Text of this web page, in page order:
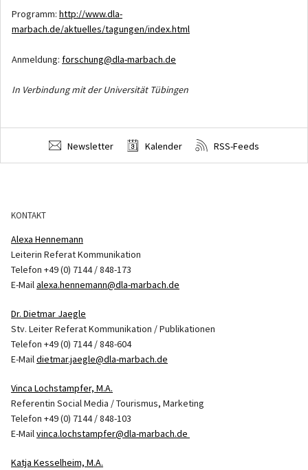
Programm: http://www.dla-
marbach.de/aktuelles/tagungen/index.html
Anmeldung: forschung@dla-marbach.de
In Verbindung mit der Universität Tübingen
Newsletter Kalender RSS-Feeds
KONTAKT
Alexa Hennemann
Leiterin Referat Kommunikation
Telefon +49 (0) 7144 / 848-173
E-Mailalexa.hennemann@dla-marbach.de
Dr. Dietmar Jaegle
Stv. Leiter Referat Kommunikation / Publikationen
Telefon +49 (0) 7144 / 848-604
E-Maildietmar.jaegle@dla-marbach.de
Vinca Lochstampfer, M.A.
Referentin Social Media / Tourismus, Marketing
Telefon +49 (0) 7144 / 848-103
E-Mailvinca.lochstampfer@dla-marbach.de
Katja Kesselheim, M.A.